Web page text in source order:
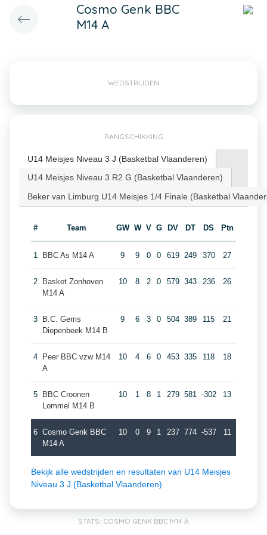
Cosmo Genk BBC
M14 A
WEDSTRIJDEN
RANGSCHIKKING
U14 Meisjes Niveau 3 J (Basketbal Vlaanderen)
U14 Meisjes Niveau 3 R2 G (Basketbal Vlaanderen)
Beker van Limburg U14 Meisjes 1/4 Finale (Basketbal
# Team GW W V G DV DT DS Ptn
1 BBC As M14 A 9 9 0 0 619 249 370 27
2
Basket Zonhoven
M14 A
10 8 2 0 579 343 236 26
3
B.C. Gems
Diepenbeek M14 B
9 6 3 0 504 389 115 21
4
Peer BBC vzw M14
A
10 4 6 0 453 335 118 18
5
BBC Croonen
Lommel M14 B
10 1 8 1 279 581 -302 13
6 Cosmo Genk BBC
M14 A
10 0 9 1 237 774 -537 11
Bekijk alle wedstrijden en resultaten van U14 Meisjes
Niveau 3 J (Basketbal Vlaanderen)
STATS: COSMO GENK BBC M14 A